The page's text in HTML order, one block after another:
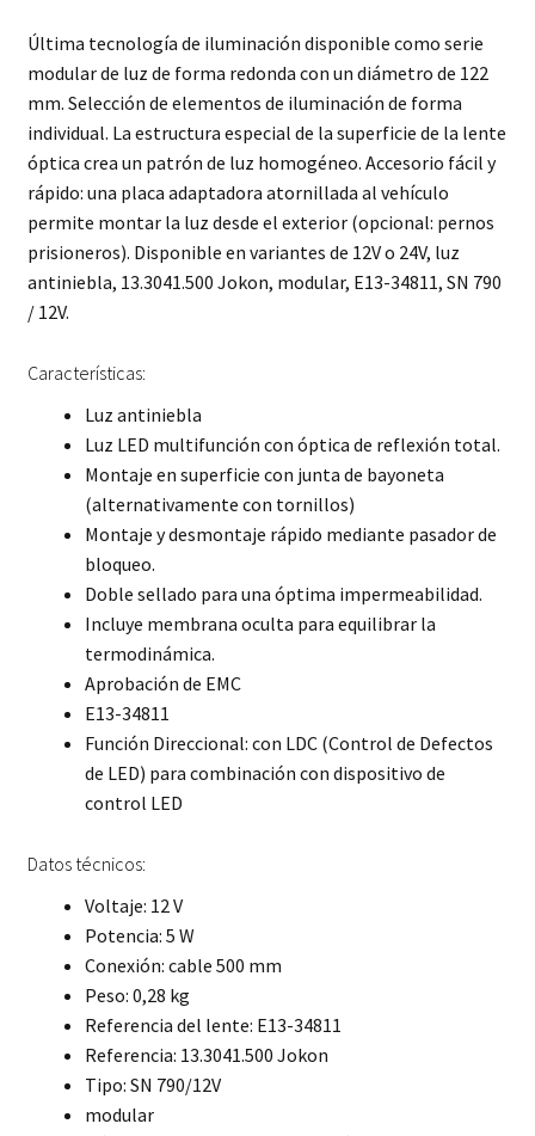
Última tecnología de iluminación disponible como serie
modular de luz de forma redonda con un diámetro de 122
mm. Selección de elementos de iluminación de forma
individual. La estructura especial de la superficie de la lente
óptica crea un patrón de luz homogéneo. Accesorio fácil y
rápido: una placa adaptadora atornillada al vehículo
permite montar la luz desde el exterior (opcional: pernos
prisioneros). Disponible en variantes de 12V o 24V, luz
antiniebla, 13.3041.500 Jokon, modular, E13-34811, SN 790
/ 12V.
Características:
Luz antiniebla
Luz LED multifunción con óptica de reflexión total.
Montaje en superficie con junta de bayoneta
(alternativamente con tornillos)
Montaje y desmontaje rápido mediante pasador de
bloqueo.
Doble sellado para una óptima impermeabilidad.
Incluye membrana oculta para equilibrar la
termodinámica.
Aprobación de EMC
E13-34811
Función Direccional: con LDC (Control de Defectos
de LED) para combinación con dispositivo de
control LED
Datos técnicos:
Voltaje: 12 V
Potencia: 5 W
Conexión: cable 500 mm
Peso: 0,28 kg
Referencia del lente: E13-34811
Referencia: 13.3041.500 Jokon
Tipo: SN 790/12V
modular